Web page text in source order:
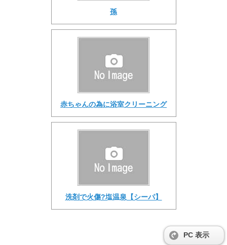
孫
赤ちゃんの為に浴室クリーニング
洗剤で火傷?塩温泉【シーパ】
PC 表示